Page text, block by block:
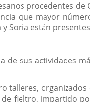
procedentes
que mayor
y Soria están
de sus actividades
talleres,
fieltro, impartido